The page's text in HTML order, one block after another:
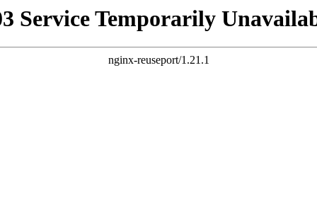
Service Temporarily
nginx-reuseport/1.21.1